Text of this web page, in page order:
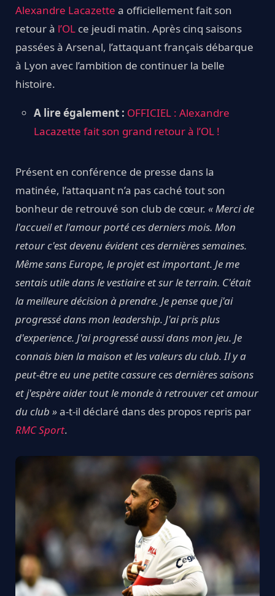
Alexandre Lacazette a officiellement fait son
retour à l’OL ce jeudi matin. Après cinq saisons
passées à Arsenal, l’attaquant français débarque
à Lyon avec l’ambition de continuer la belle
histoire.
A lire également : OFFICIEL : Alexandre
Lacazette fait son grand retour à l’OL !
Présent en conférence de presse dans la
matinée, l’attaquant n’a pas caché tout son
bonheur de retrouvé son club de cœur. « Merci de
l'accueil et l'amour porté ces derniers mois. Mon
retour c'est devenu évident ces dernières semaines.
Même sans Europe, le projet est important. Je me
sentais utile dans le vestiaire et sur le terrain. C'était
la meilleure décision à prendre. Je pense que j'ai
progressé dans mon leadership. J'ai pris plus
d'experience. J'ai progressé aussi dans mon jeu. Je
connais bien la maison et les valeurs du club. Il y a
peut-être eu une petite cassure ces dernières saisons
et j'espère aider tout le monde à retrouver cet amour
du club »a-t-il déclaré dans des propos repris par
RMC Sport.